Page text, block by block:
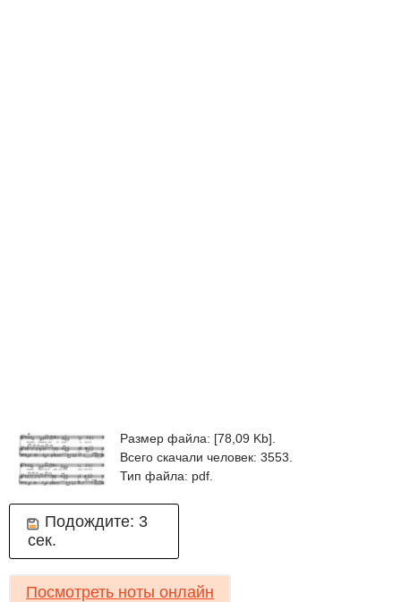
Размер файла: [78,09 Kb].
Всего скачали человек: 3553.
Тип файла: pdf.
Подождите: 3
сек.
Посмотреть ноты онлайн